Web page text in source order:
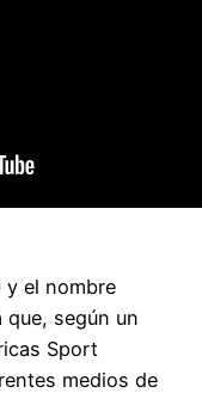
y el nombre
según un
Sport
medios de